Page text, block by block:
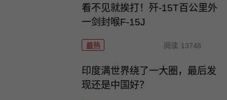
看不见就挨打！歼-15T百公里外
一剑封喉F-15J
最热 阅读 13748
印度满世界绕了一大圈，最后发
现还是中国好？